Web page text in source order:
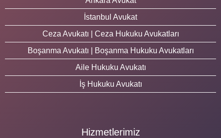
İstanbul Avukat
Ceza Avukatı | Ceza Hukuku Avukatları
Boşanma Avukatı | Boşanma Hukuku Avukatları
Aile Hukuku Avukatı
İş Hukuku Avukatı
Hizmetlerimiz